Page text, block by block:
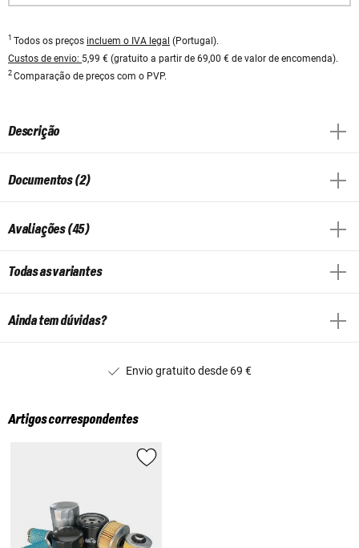
1 Todos os preços incluem o IVA legal (Portugal).
Custos de envio: 5,99 € (gratuito a partir de 69,00 € de valor de encomenda).
2 Comparação de preços com o PVP.
Descrição
Documentos (2)
Avaliações (45)
Todas as variantes
Ainda tem dúvidas?
Envio gratuito desde 69 €
Artigos correspondentes